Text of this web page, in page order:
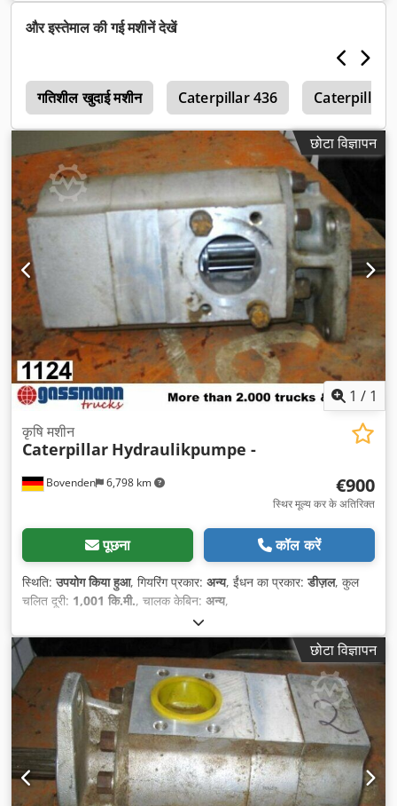
और इस्तेमाल की गई मशीनें देखें
गतिशील खुदाई मशीन Caterpillar 436 Caterpillar
छोटा विज्ञापन
1 / 1
Bovenden 6,798 km
कृषि मशीन
Caterpillar Hydraulikpumpe -
€900
स्थिर मूल्य कर के अतिरिक्त
पूछना कॉल करें
स्थिति:उपयोग किया हुआ, गियरिंग प्रकार: अन्य, ईंधन का प्रकार:डीज़ल, कुल
चलित दूरी: 1,001 कि.मी., चालक केबिन: अन्य,
छोटा विज्ञापन